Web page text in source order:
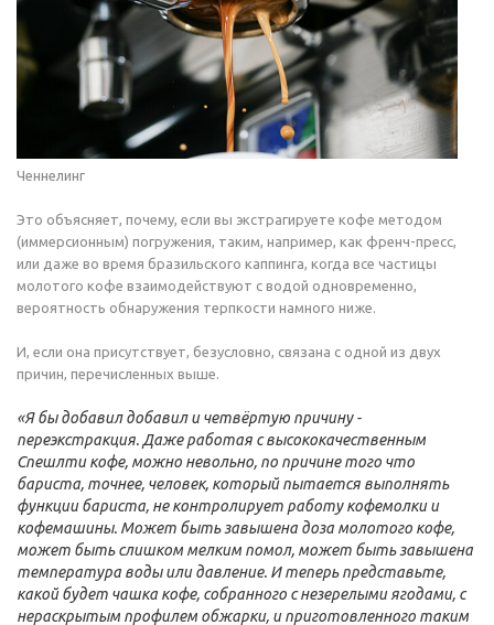
Ченнелинг
Это объясняет, почему, если вы экстрагируете кофе методом
(иммерсионным) погружения, таким, например, как френч-пресс,
или даже во время бразильского каппинга, когда все частицы
молотого кофе взаимодействуют с водой одновременно,
вероятность обнаружения терпкости намного ниже.
И, если она присутствует, безусловно, связана с одной из двух
причин, перечисленных выше.
«Я бы добавил добавил и четвёртую причину -
переэкстракция. Даже работая с высококачественным
Спешлти кофе, можно невольно, по причине того что
бариста, точнее, человек, который пытается выполнять
функции бариста, не контролирует работу кофемолки и
кофемашины. Может быть завышена доза молотого кофе,
может быть слишком мелким помол, может быть завышена
температура воды или давление. И теперь представьте,
какой будет чашка кофе, собранного с незерелыми ягодами, с
нераскрытым профилем обжарки, и приготовленного таким